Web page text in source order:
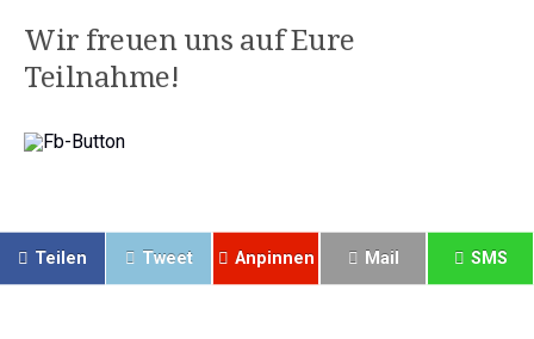
Wir freuen uns auf Eure
Teilnahme!
Teilen Tweet Anpinnen Mail SMS